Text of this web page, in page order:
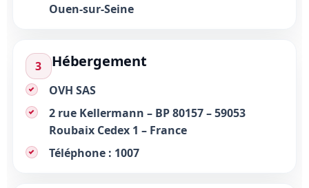
Ouen-sur-Seine
3 Hébergement
OVH SAS
2 rue Kellermann – BP 80157 – 59053
Roubaix Cedex 1 – France
Téléphone : 1007